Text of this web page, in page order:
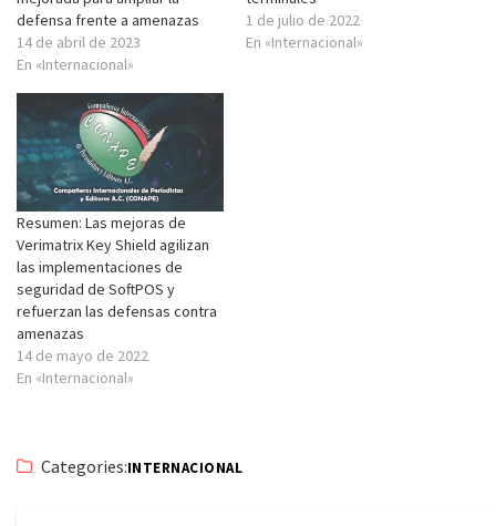
defensa frente a amenazas
14 de abril de 2023
En «Internacional»
1 de julio de 2022
En «Internacional»
Resumen: Las mejoras de
Verimatrix Key Shield agilizan
las implementaciones de
seguridad de SoftPOS y
refuerzan las defensas contra
amenazas
14 de mayo de 2022
En «Internacional»
Categories:INTERNACIONAL